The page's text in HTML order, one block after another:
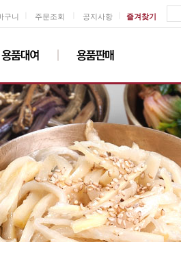
즐겨찾기
구니 주문조회 공지사항